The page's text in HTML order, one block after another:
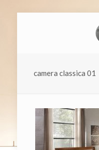
camera classica 01